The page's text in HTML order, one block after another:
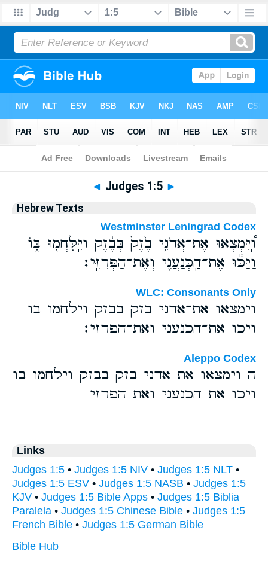
Bible >Hebrew> Judges 1:5
◄ Judges 1:5 ►
Hebrew Texts
Westminster Leningrad Codex
וַֽ֠יִּמְצְאוּ אֶת־אֲדֹנִ֥י בֶ֙זֶק֙ בְּבֶ֔זֶק וַיִּֽלָּחֲמ֖וּ בּ֑וֹ
וַיַּכּ֕וּ אֶת־הַֽכְּנַעֲנִ֖י וְאֶת־הַפְּרִזִּֽי׃
WLC: Consonants Only
וימצאו את־אדני בזק בבזק וילחמו בו
ויכו את־הכנעני ואת־הפרזי׃
Aleppo Codex
ה וימצאו את אדני בזק בבזק וילחמו בו
ויכו את הכנעני ואת הפרזי
Links
Judges 1:5 • Judges 1:5 NIV • Judges 1:5 NLT •
Judges 1:5 ESV • Judges 1:5 NASB • Judges 1:5
KJV • Judges 1:5 Bible Apps • Judges 1:5 Biblia
Paralela • Judges 1:5 Chinese Bible • Judges 1:5
French Bible • Judges 1:5 German Bible
Bible Hub